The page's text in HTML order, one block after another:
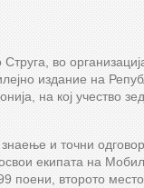
во
издание на
на кој учество
и точни
екипата на
поени, второто